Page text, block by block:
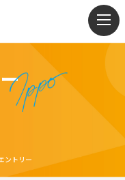
ントリー